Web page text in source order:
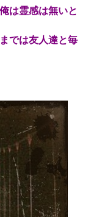
は霊感は無いと
では友人達と毎